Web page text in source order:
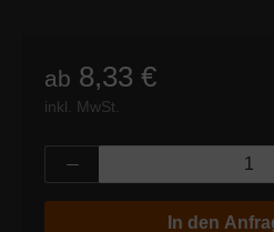
ab 8,33 €
inkl. MwSt.
Produkt Anzahl:
In den